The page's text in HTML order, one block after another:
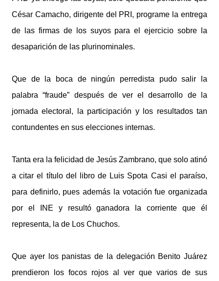
César Camacho, dirigente del PRI, programe la entrega
de las firmas de los suyos para el ejercicio sobre la
desaparición de las plurinominales.
Que de la boca de ningún perredista pudo salir la
palabra “fraude” después de ver el desarrollo de la
jornada electoral, la participación y los resultados tan
contundentes en sus elecciones internas.
Tanta era la felicidad de Jesús Zambrano, que solo atinó
a citar el título del libro de Luis Spota Casi el paraíso,
para definirlo, pues además la votación fue organizada
por el INE y resultó ganadora la corriente que él
representa, la de Los Chuchos.
Que ayer los panistas de la delegación Benito Juárez
prendieron los focos rojos al ver que varios de sus